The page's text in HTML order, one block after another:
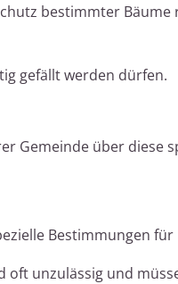
bestimmter Bäume
gefällt werden dürfen.
Gemeinde über diese
Bestimmungen für
oft unzulässig und